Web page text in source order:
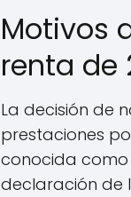
Motivos
renta de
La decisión de
prestaciones
conocida como
declaración de